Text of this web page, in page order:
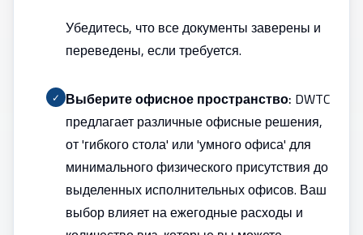
Убедитесь, что все документы заверены и
переведены, если требуется.
✓ Выберите офисное пространство: DWTC
предлагает различные офисные решения,
от 'гибкого стола' или 'умного офиса' для
минимального физического присутствия до
выделенных исполнительных офисов. Ваш
выбор влияет на ежегодные расходы и